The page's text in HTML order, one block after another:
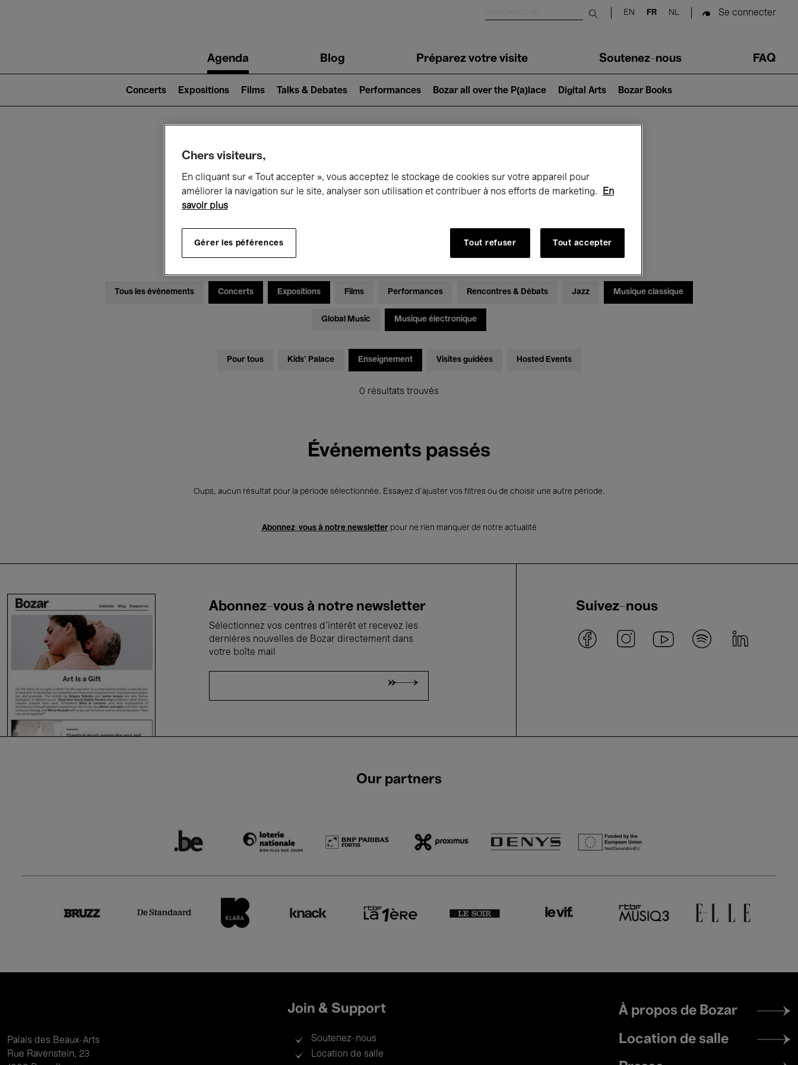
Submit search
EN FR NL Se connecter
navigationAgenda Blog Préparez votre visite Soutenez-nous FAQ
2)
Concerts Expositions Films Talks & Debates Performances Bozar all over the P(a)lace Digital Arts Bozar Books
Ce qui se passe à Bozar
Jeudi 16 - Vendredi 24 Avril 2026
Tous les événements Concerts Expositions Films Performances Rencontres & Débats Jazz Musique classique
Global Music Musique électronique
Pour tous Kids’ Palace Enseignement Visites guidées Hosted Events
0 résultats trouvés
Événements passés
Oups, aucun résultat pour la période sélectionnée. Essayez d’ajuster vos filtres ou de choisir une autre période.
Abonnez-vous à notre newsletterpour ne rien manquer de notre actualité
Abonnez-vous à notre newsletter
Sélectionnez vos centres d'intérêt et recevez les
dernières nouvelles de Bozar directement dans
votre boîte mail
Suivez-nous
Our partners
Palais des Beaux-Arts
Rue Ravenstein, 23
Join & Support
Soutenez-nous
Location de salle
Footer
menu
À propos de Bozar
Location de salle
Chers visiteurs,
En cliquant sur « Tout accepter », vous acceptez le stockage de cookies sur votre appareil pour
améliorer la navigation sur le site, analyser son utilisation et contribuer à nos efforts de marketing.
En
savoir plus
Gérer les péférences Tout refuser Tout accepter